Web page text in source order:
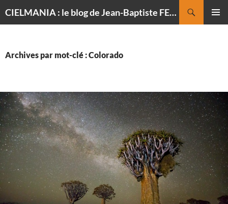
CIELMANIA : le blog de Jean-Baptiste FELDMANN, photographe du ciel
Archives par mot-clé : Colorado